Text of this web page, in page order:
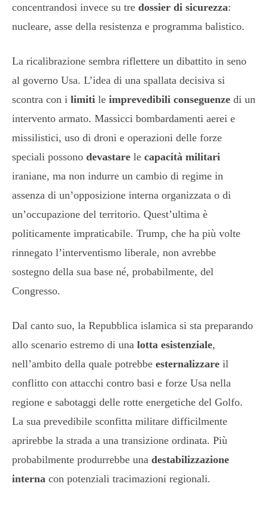
concentrandosi invece su tre dossier di sicurezza:
nucleare, asse della resistenza e programma balistico.
La ricalibrazione sembra riflettere un dibattito in seno
al governo Usa. L’idea di una spallata decisiva si
scontra con i limiti le imprevedibili conseguenze di un
intervento armato. Massicci bombardamenti aerei e
missilistici, uso di droni e operazioni delle forze
speciali possono devastare le capacità militari
iraniane, ma non indurre un cambio di regime in
assenza di un’opposizione interna organizzata o di
un’occupazione del territorio. Quest’ultima è
politicamente impraticabile. Trump, che ha più volte
rinnegato l’interventismo liberale, non avrebbe
sostegno della sua base né, probabilmente, del
Congresso.
Dal canto suo, la Repubblica islamica si sta preparando
allo scenario estremo di una lotta esistenziale,
nell’ambito della quale potrebbe esternalizzare il
conflitto con attacchi contro basi e forze Usa nella
regione e sabotaggi delle rotte energetiche del Golfo.
La sua prevedibile sconfitta militare difficilmente
aprirebbe la strada a una transizione ordinata. Più
probabilmente produrrebbe una destabilizzazione
interna con potenziali tracimazioni regionali.